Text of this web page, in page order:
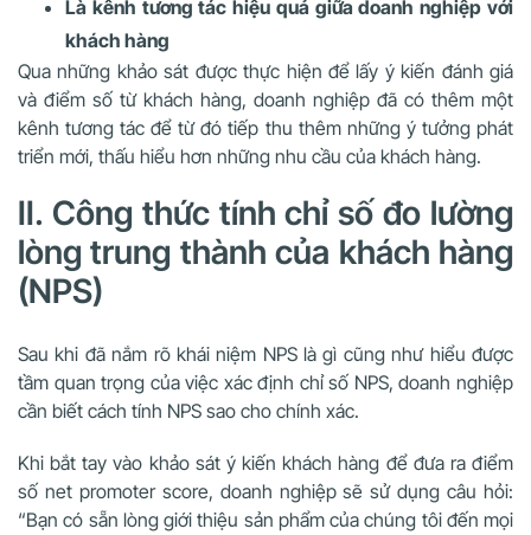
Là kênh tương tác hiệu quả giữa doanh nghiệp với
khách hàng
Qua những khảo sát được thực hiện để lấy ý kiến đánh giá
và điểm số từ khách hàng, doanh nghiệp đã có thêm một
kênh tương tác để từ đó tiếp thu thêm những ý tưởng phát
triển mới, thấu hiểu hơn những nhu cầu của khách hàng.
II. Công thức tính chỉ số đo lường
lòng trung thành của khách hàng
(NPS)
Sau khi đã nắm rõ khái niệm NPS là gì cũng như hiểu được
tầm quan trọng của việc xác định chỉ số NPS, doanh nghiệp
cần biết cách tính NPS sao cho chính xác.
Khi bắt tay vào khảo sát ý kiến khách hàng để đưa ra điểm
số net promoter score, doanh nghiệp sẽ sử dụng câu hỏi:
“Bạn có sẵn lòng giới thiệu sản phẩm của chúng tôi đến mọi